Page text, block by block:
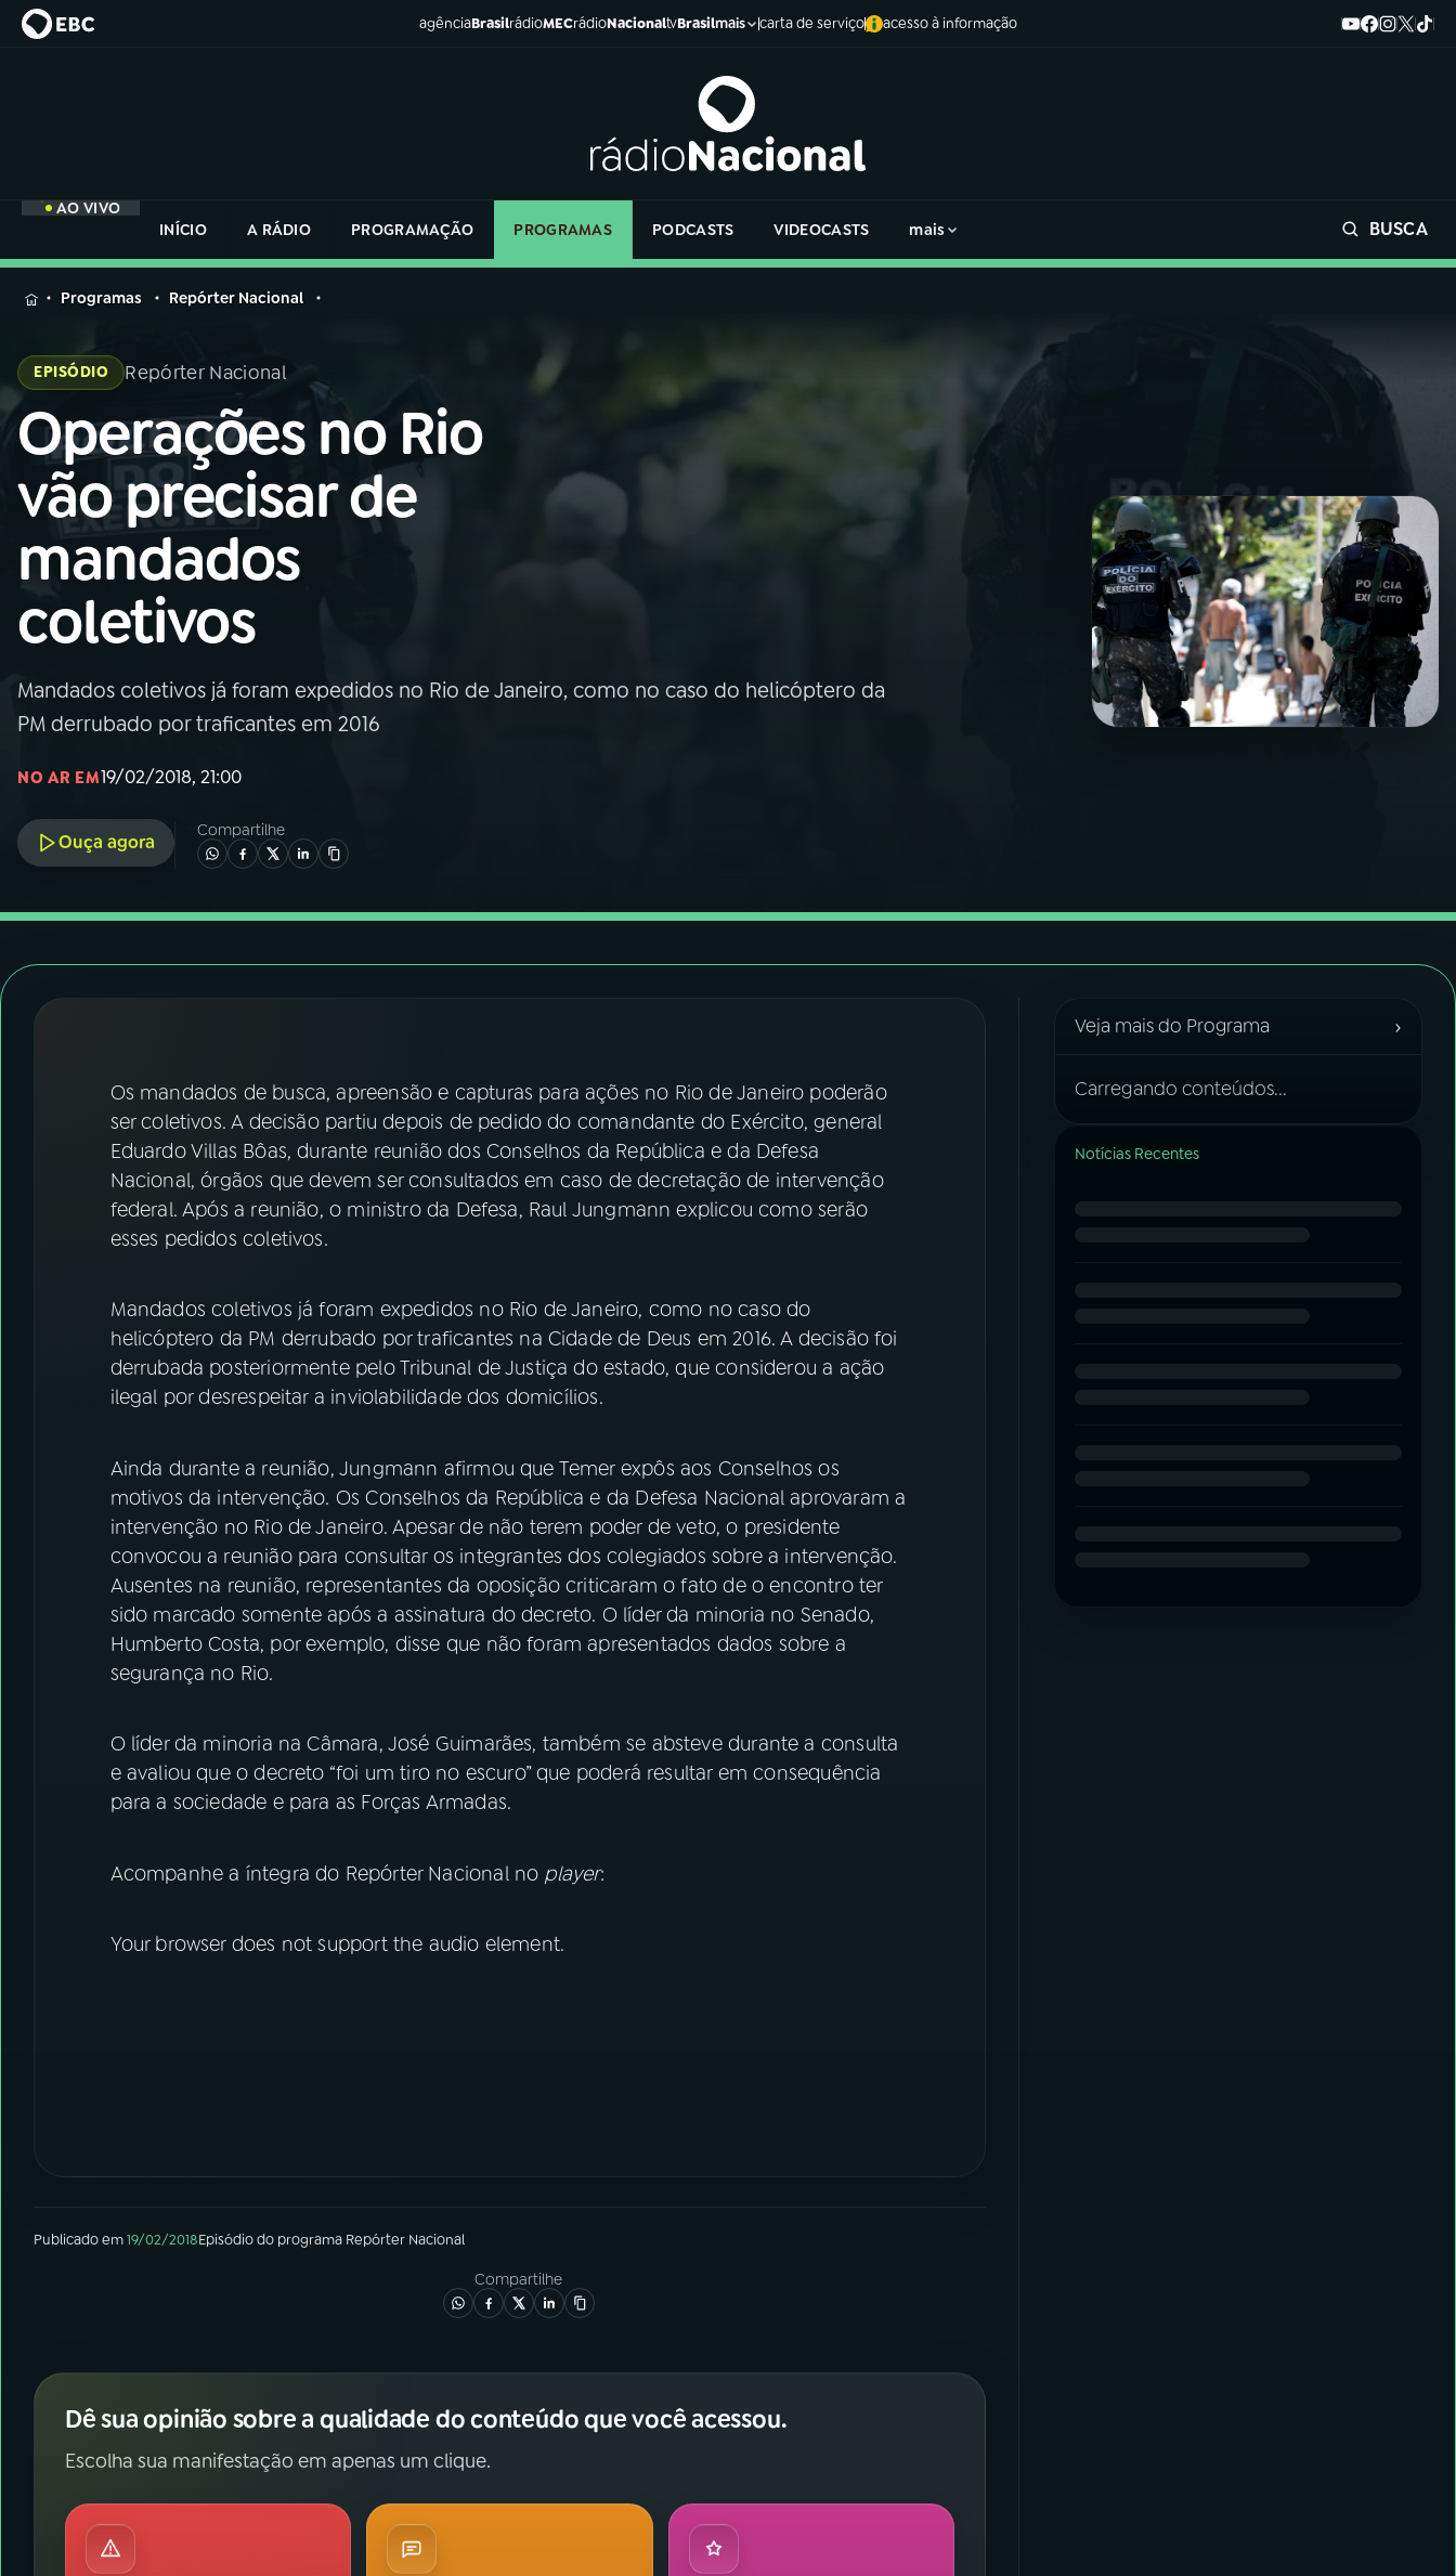
agênciaBrasilrádioMECrádioNacionaltvBrasilmais carta de serviço acesso à informação
AO VIVO
INÍCIO
A RÁDIO PROGRAMAÇÃO PROGRAMAS PODCASTS VIDEOCASTS mais BUSCA
MENU
Buscar
na
Rádio
Nacional
AO VIVO
01INÍCIO
02 A RÁDIO
03PROGRAMAÇÃO
ACOMPANHE A RÁDIO NACIONAL
YouTube Facebook
Instagram X
na
Rádio
Programas Repórter Nacional
EPISÓDIO Repórter Nacional
Operações no Rio
vão precisar de
mandados
coletivos
Mandados coletivos já foram expedidos no Rio de Janeiro, como no caso do helicóptero da
PM derrubado por traficantes em 2016
NO AR EM19/02/2018, 21:00
Ouça agora
Compartilhe
Os mandados de busca, apreensão e capturas para ações no Rio de Janeiro poderão
ser coletivos. A decisão partiu depois de pedido do comandante do Exército, general
Eduardo Villas Bôas, durante reunião dos Conselhos da República e da Defesa
Nacional, órgãos que devem ser consultados em caso de decretação de intervenção
federal. Após a reunião, o ministro da Defesa, Raul Jungmann explicou como serão
esses pedidos coletivos.
Mandados coletivos já foram expedidos no Rio de Janeiro, como no caso do
helicóptero da PM derrubado por traficantes na Cidade de Deus em 2016. A decisão foi
derrubada posteriormente pelo Tribunal de Justiça do estado, que considerou a ação
ilegal por desrespeitar a inviolabilidade dos domicílios.
Ainda durante a reunião, Jungmann afirmou que Temer expôs aos Conselhos os
motivos da intervenção. Os Conselhos da República e da Defesa Nacional aprovaram a
intervenção no Rio de Janeiro. Apesar de não terem poder de veto, o presidente
convocou a reunião para consultar os integrantes dos colegiados sobre a intervenção.
Ausentes na reunião, representantes da oposição criticaram o fato de o encontro ter
sido marcado somente após a assinatura do decreto. O líder da minoria no Senado,
Humberto Costa, por exemplo, disse que não foram apresentados dados sobre a
segurança no Rio.
O líder da minoria na Câmara, José Guimarães, também se absteve durante a consulta
e avaliou que o decreto “foi um tiro no escuro” que poderá resultar em consequência
para a sociedade e para as Forças Armadas.
Acompanhe a íntegra do Repórter Nacional no player:
Your browser does not support the audio element.
Publicado em19/02/2018Episódiodo programa Repórter Nacional
Compartilhe
Dê sua opinião sobre a qualidade do conteúdo que você acessou.
Escolha sua manifestação em apenas um clique.
Veja mais do Programa ›
Carregando conteúdos...
Notícias Recentes